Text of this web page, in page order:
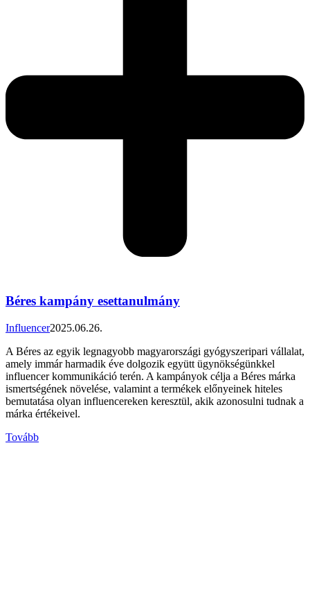
Béres kampány esettanulmány
Influencer2025.06.26.
A Béres az egyik legnagyobb magyarországi gyógyszeripari vállalat,
amely immár harmadik éve dolgozik együtt ügynökségünkkel
influencer kommunikáció terén. A kampányok célja a Béres márka
ismertségének növelése, valamint a termékek előnyeinek hiteles
bemutatása olyan influencereken keresztül, akik azonosulni tudnak a
márka értékeivel.
Tovább